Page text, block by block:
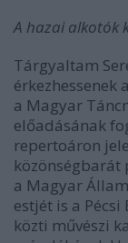
A hazai alkotók
Tárgyaltam
érkezhessenek
a Magyar
előadásának
repertoáron
közönségbarát
a Magyar
estjét is a
közti művészi